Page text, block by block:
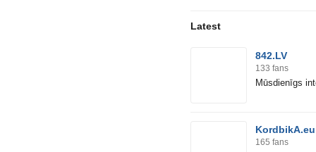
Latest
842.LV
133 fans
Mūsdienīgs
165 fans